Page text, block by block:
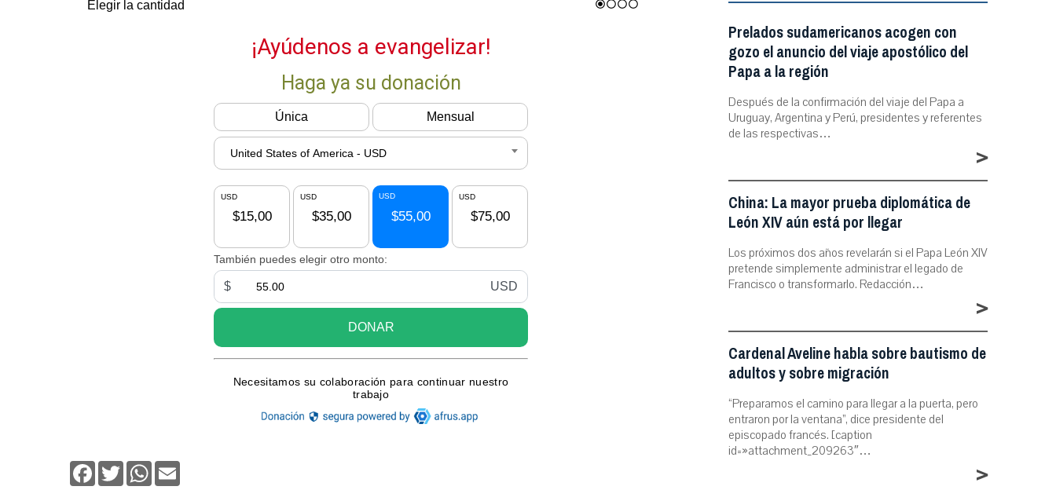
Facebook
TwitterWhatsApp
Prelados sudamericanos acogen con
gozo el anuncio del viaje apostólico del
Papa a la región
Después de la confirmación del viaje del Papa a
Uruguay, Argentina y Perú, presidentes y referentes
de las respectivas…
>
China: La mayor prueba diplomática de
León XIV aún está por llegar
Los próximos dos años revelarán si el Papa León XIV
pretende simplemente administrar el legado de
Francisco o transformarlo. Redacción…
>
Cardenal Aveline habla sobre bautismo de
adultos y sobre migración
“Preparamos el camino para llegar a la puerta, pero
entraron por la ventana”, dice presidente del
episcopado francés. [caption
id=»attachment_209263″…
>